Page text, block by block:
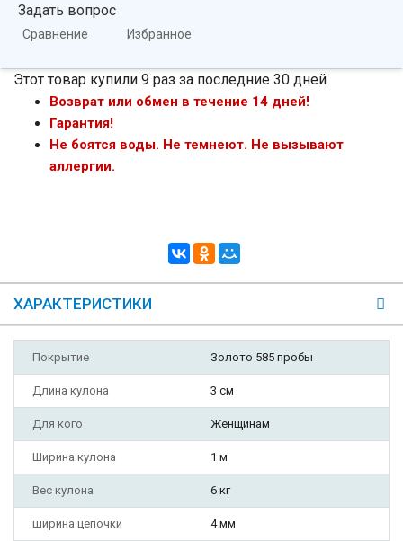
Задать вопрос
Сравнение Избранное
Этот товар купили 9 раз за последние 30 дней
Возврат или обмен в течение 14 дней!
Гарантия!
Не боятся воды. Не темнеют. Не вызывают
аллергии.
ХАРАКТЕРИСТИКИ
Покрытие Золото 585 пробы
Длина кулона 3 см
Для кого Женщинам
Ширина кулона 1 м
Вес кулона 6 кг
ширина цепочки 4 мм